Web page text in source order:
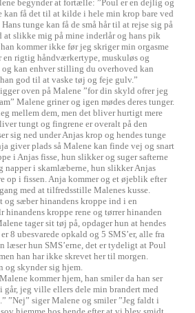
begynder at fortælle: ”Poul er en dejlig og
kan få det til at kilde i hele min krop bare ved
tunge kan få de små hår til at rejse sig på
at slikke mig på mine inderlår og hans pik
kommer ikke før jeg skriger min orgasme
en rigtig håndværkertype, muskuløs og
kan enhver stilling du overhoved kan
god til at vaske tøj og feje gulv.”
oven på Malene ”for din skyld ofrer jeg
Malene griner og igen mødes deres tunger.
mellem dem, men det bliver hurtigt mere
tungt og fingrene er overalt på den
sig ned under Anjas krop og hendes tunge
giver plads så Malene kan finde vej og snart
i Anjas fisse, hun slikker og suger safterne
napper i skamlæberne, hun slikker Anjas
op i fissen. Anja kommer og et øjeblik efter
med at tilfredsstille Malenes kusse.
og sæber hinandens kroppe ind i en
kroppe rene og tørrer hinanden
tager sit tøj på, opdager hun at hendes
8 ubesvarede opkald og 5 SMS’er, alle fra
læser hun SMS’erne, det er tydeligt at Poul
han har ikke skrevet her til morgen.
og skynder sig hjem.
kommer hjem, han smiler da han ser
går, jeg ville ellers dele min brandert med
”Nej” siger Malene og smiler ”Jeg faldt i